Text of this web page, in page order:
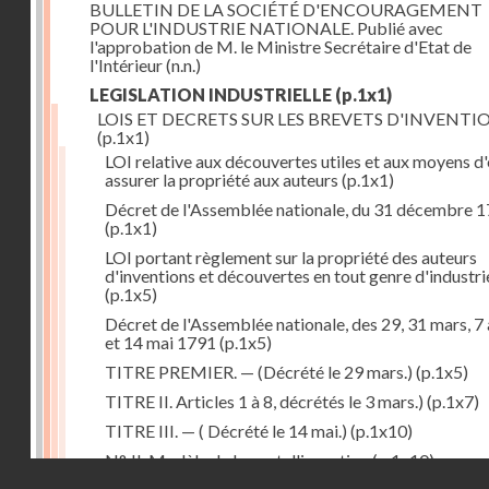
BULLETIN DE LA SOCIÉTÉ D'ENCOURAGEMENT
POUR L'INDUSTRIE NATIONALE. Publié avec
l'approbation de M. le Ministre Secrétaire d'Etat de
l'Intérieur(n.n.)
LEGISLATION INDUSTRIELLE (p.1x1)
LOIS ET DECRETS SUR LES BREVETS
(p.1x1)
LOI relative aux découvertes utiles et aux moyens
assurer la propriété aux auteurs (p.1x1)
Décret de l'Assemblée nationale, du 31 décembre
(p.1x1)
LOI portant règlement sur la propriété des auteurs
d'inventions et découvertes en tout genre
(p.1x5)
Décret de l'Assemblée nationale, des 29, 31 mars, 7
et 14 mai 1791 (p.1x5)
TITRE PREMIER. — (Décrété le 29 mars.) (p.1x5)
TITRE II. Articles 1 à 8, décrétés le 3 mars.) (p.1x7)
TITRE III. — ( Décrété le 14 mai.) (p.1x10)
N°. II. Modèle de brevet d'invention(p.1x10)